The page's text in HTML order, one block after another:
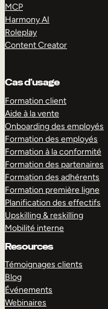
MCP
Harmony AI
Roleplay
Content Creator
Cas d’usage
Formation client
Aide à la vente
Onboarding des employés
Formation des employés
Formation à la conformité
Formation des partenaires
Formation des adhérents
Formation première ligne
Planification des effectifs
Upskilling & reskilling
Mobilité interne
Resources
Témoignages clients
Blog
Événements
Webinaires